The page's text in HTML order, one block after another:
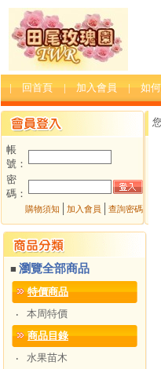
| 回首頁 | 加入會員 | 如何
帳
號：
密
碼：
購物須知 加入會員 查詢密碼
■瀏覽全部商品
特價商品
‧
本周特價
商品目錄
‧
水果苗木